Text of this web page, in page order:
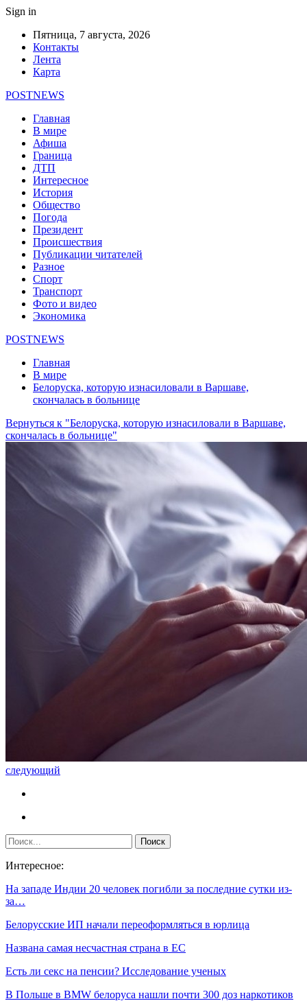
Sign in
Пятница, 7 августа, 2026
Контакты
Лента
Карта
POSTNEWS
Главная
В мире
Афиша
Граница
ДТП
Интересное
История
Общество
Погода
Президент
Происшествия
Публикации читателей
Разное
Спорт
Транспорт
Фото и видео
Экономика
POSTNEWS
Главная
В мире
Белоруска, которую изнасиловали в Варшаве,
скончалась в больнице
Вернуться к "Белоруска, которую изнасиловали в Варшаве,
скончалась в больнице"
следующий
Интересное:
На западе Индии 20 человек погибли за последние сутки из-
за…
Белорусские ИП начали переоформляться в юрлица
Названа самая несчастная страна в ЕС
Есть ли секс на пенсии? Исследование ученых
В Польше в BMW белоруса нашли почти 300 доз наркотиков